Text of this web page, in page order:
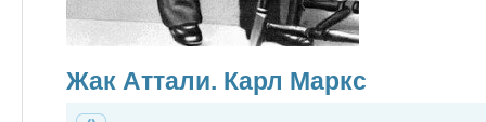
Жак Аттали. Карл Маркс